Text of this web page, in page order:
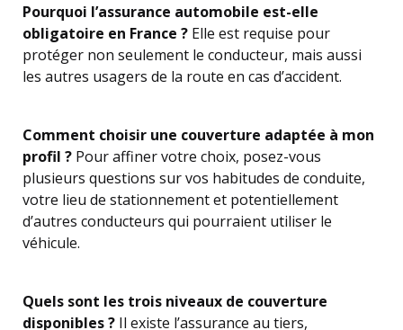
Pourquoi l’assurance automobile est-elle
obligatoire en France ? Elle est requise pour
protéger non seulement le conducteur, mais aussi
les autres usagers de la route en cas d’accident.
Comment choisir une couverture adaptée à mon
profil ? Pour affiner votre choix, posez-vous
plusieurs questions sur vos habitudes de conduite,
votre lieu de stationnement et potentiellement
d’autres conducteurs qui pourraient utiliser le
véhicule.
Quels sont les trois niveaux de couverture
disponibles ? Il existe l’assurance au tiers,